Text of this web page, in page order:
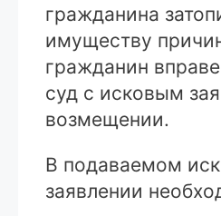
гражданина
имуществу
гражданин
суд с исковым
возмещении.
В подаваемом
заявлении